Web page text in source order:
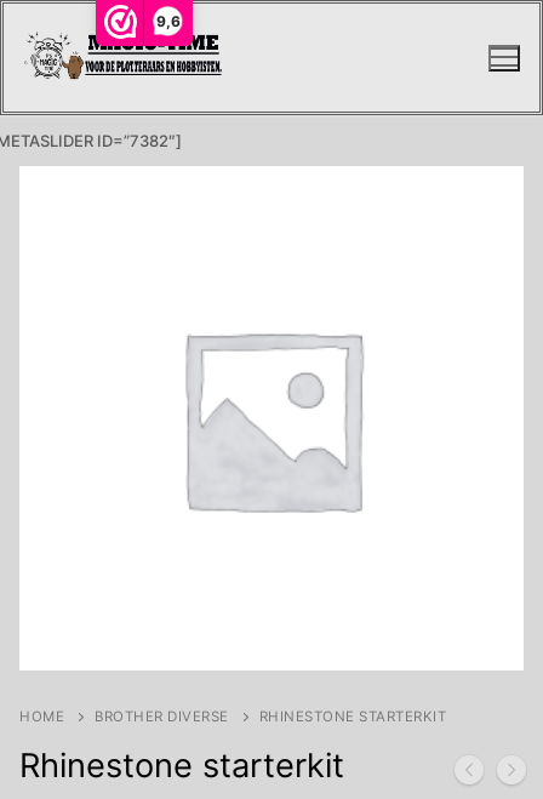
9,6
naar
ID=”7382″]
HOME BROTHER DIVERSE RHINESTONE STARTERKIT
Rhinestone starterkit